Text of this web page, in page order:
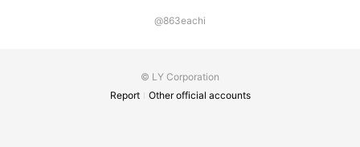
@863eachi
© LY Corporation
Report
Other official accounts